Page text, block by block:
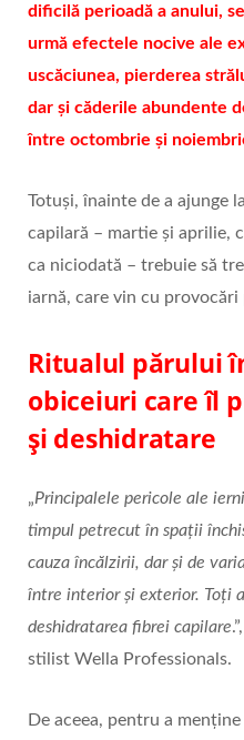
dificilă perioadă a anului,
urmă efectele nocive ale
uscăciunea, pierderea
dar și căderile abundente
între octombrie și
Totuși, înainte de a ajunge
capilară – martie și aprilie,
ca niciodată – trebuie să
iarnă, care vin cu provocări
Ritualul părului
obiceiuri care îl
și deshidratare
„Principalele pericole ale
timpul petrecut în spații
cauza încălzirii, dar și de
între interior și exterior. Toți
deshidratarea fibrei capilare
stilist Wella Professionals.
De aceea, pentru a